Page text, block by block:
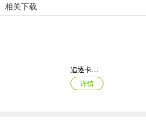
相关下载
追逐卡蕾多
详情